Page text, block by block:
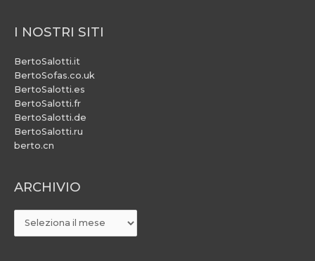
I NOSTRI SITI
BertoSalotti.it
BertoSofas.co.uk
BertoSalotti.es
BertoSalotti.fr
BertoSalotti.de
BertoSalotti.ru
berto.cn
ARCHIVIO
ARCHIVIO